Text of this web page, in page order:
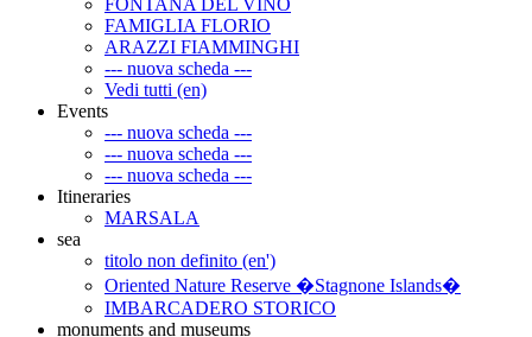
FAMIGLIA FLORIO
ARAZZI FIAMMINGHI
--- nuova scheda ---
Vedi tutti (en)
Events
--- nuova scheda ---
--- nuova scheda ---
--- nuova scheda ---
Itineraries
MARSALA
sea
titolo non definito (en')
Oriented Nature Reserve �Stagnone Islands�
IMBARCADERO STORICO
monuments and museums